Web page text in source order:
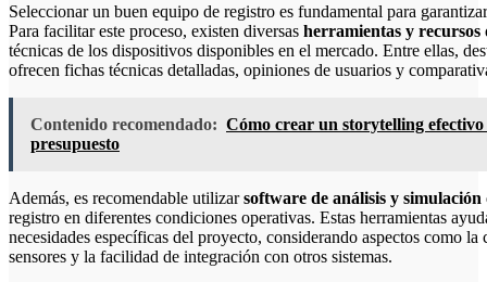
Seleccionar un buen equipo de registro es fundamental para
Para facilitar este proceso, existen diversas herramientas y recursos
técnicas de los dispositivos disponibles en el mercado. Entre ellas,
ofrecen fichas técnicas detalladas, opiniones de usuarios y
Contenido recomendado: Cómo crear un storytelling
presupuesto
Además, es recomendable utilizarsoftware de análisis y simulación
registro en diferentes condiciones operativas. Estas herramientas
necesidades específicas del proyecto, considerando aspectos como
sensores y la facilidad de integración con otros sistemas.